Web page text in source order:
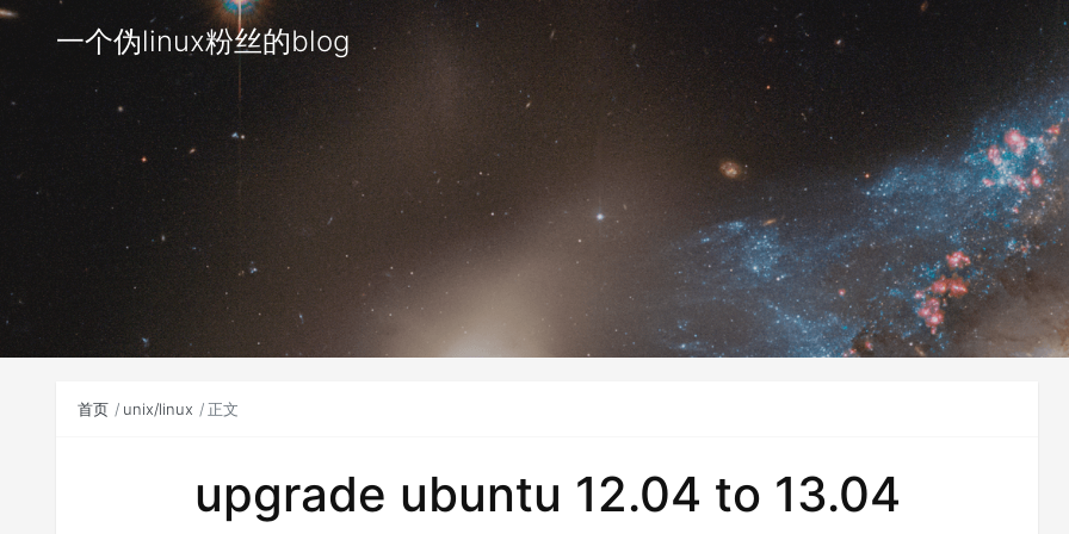
一个伪linux粉丝的blog
首页 unix/linux 正文
upgrade ubuntu 12.04 to 13.04